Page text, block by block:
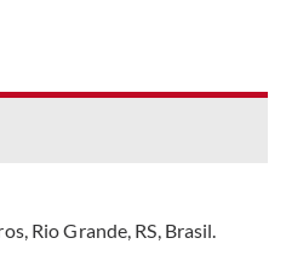
Rio Grande, RS, Brasil.